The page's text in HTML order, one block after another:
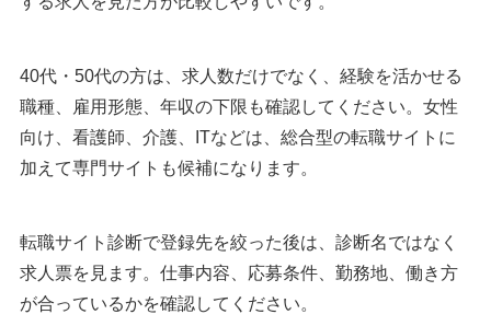
40代・50代の方は、求人数だけでなく、経験を活かせる
職種、雇用形態、年収の下限も確認してください。女性
向け、看護師、介護、ITなどは、総合型の転職サイトに
加えて専門サイトも候補になります。
転職サイト診断で登録先を絞った後は、診断名ではなく
求人票を見ます。仕事内容、応募条件、勤務地、働き方
が合っているかを確認してください。